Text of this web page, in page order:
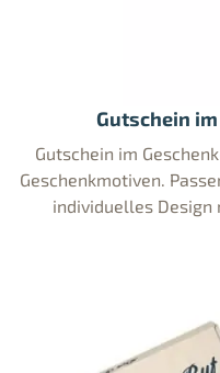
Gutschein
Gutschein im
Geschenkmotiven.
individuelles Design